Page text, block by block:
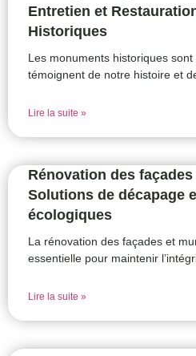
Entretien et
Historiques
Les monuments historiques
témoignent de notre histoire et
Lire la suite »
Rénovation des
Solutions de décapage
écologiques
La rénovation des façades et
essentielle pour maintenir
Lire la suite »